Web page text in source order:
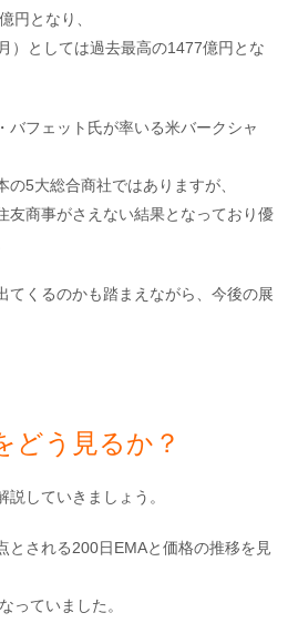
円となり、
）としては過去最高の1477億円とな
バフェット氏が率いる米バークシャ
5大総合商社ではありますが、
友商事がさえない結果となっており優
てくるのかも踏まえながら、今後の展
どう見るか？
していきましょう。
とされる200日EMAと価格の推移を見
っていました。